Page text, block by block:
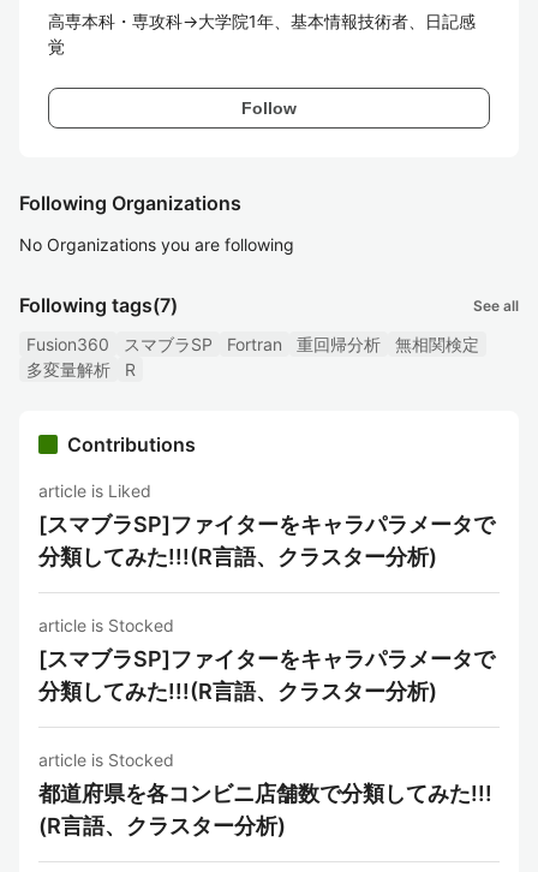
高専本科・専攻科→大学院1年、基本情報技術者、日記感
覚
Follow
Following Organizations
No Organizations you are following
Following tags(7) See all
Fusion360 スマブラSP Fortran 重回帰分析
無相関検定
多変量解析
R
Contributions
article is Liked
[スマブラSP]ファイターをキャラパラメータで
分類してみた!!!(R言語、クラスター分析)
article is Stocked
[スマブラSP]ファイターをキャラパラメータで
分類してみた!!!(R言語、クラスター分析)
article is Stocked
都道府県を各コンビニ店舗数で分類してみた!!!
(R言語、クラスター分析)